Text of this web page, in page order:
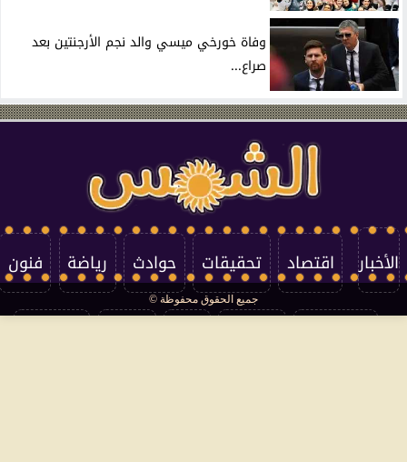
وفاة خورخي ميسي والد نجم الأرجنتين بعد
صراع...
الأخبار اقتصاد تحقيقات حوادث رياضة فنون
جميع الحقوق محفوظة ©